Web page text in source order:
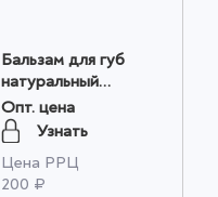
Бальзам для губ
натуральный
"ГОРНАЯ МЯТА"
(ОХЛАЖДЕНИЕ),
4,5мл оптом
Опт. цена
Узнать
Цена РРЦ
200 ₽